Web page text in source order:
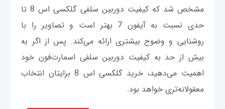
مشخص شد که کیفیت دوربین سلفی گلکسی اس 8 تا
حدی نسبت به آیفون 7 بهتر است و تصاویر را با
روشنایی و وضوح بیشتری ارائه می‌کند. پس از اگر به
بیش از حد به کیفیت دوربین سلفی اسمارت‌فون خود
اهمیت می‌دهید، خرید گلکسی اس 8 برایتان انتخاب
معقولانه‌تری خواهد بود.